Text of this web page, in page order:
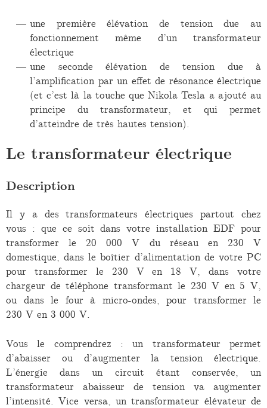
une première élévation de tension due au
fonctionnement même d’un transformateur
électrique
une seconde élévation de tension due à
l’amplification par un effet de résonance électrique
(et c’est là la touche que Nikola Tesla a ajouté au
principe du transformateur, et qui permet
d’atteindre de très hautes tension).
Le transformateur électrique
Description
Il y a des transformateurs électriques partout chez
vous : que ce soit dans votre installation EDF pour
transformer le 20 000 V du réseau en 230 V
domestique, dans le boîtier d’alimentation de votre PC
pour transformer le 230 V en 18 V, dans votre
chargeur de téléphone transformant le 230 V en 5 V,
ou dans le four à micro-ondes, pour transformer le
230 V en 3 000 V.
Vous le comprendrez : un transformateur permet
d’abaisser ou d’augmenter la tension électrique.
L’énergie dans un circuit étant conservée, un
transformateur abaisseur de tension va augmenter
l’intensité. Vice versa, un transformateur élévateur de